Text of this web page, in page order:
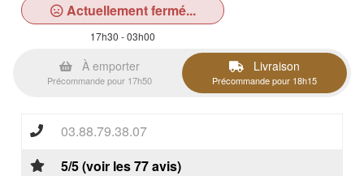
Actuellement fermé...
17h30 - 03h00
À emporter
Précommande pour 17h50
Livraison
Précommande pour 18h15
03.88.79.38.07
5/5 (voir les 77 avis)